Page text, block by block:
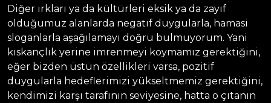
Diğer ırkları ya da kültürleri eksik ya da zayıf
olduğumuz alanlarda negatif duygularla, hamasi
sloganlarla aşağılamayı doğru bulmuyorum. Yani
kıskançlık yerine imrenmeyi koymamız gerektiğini,
eğer bizden üstün özellikleri varsa, pozitif
duygularla hedeflerimizi yükseltmemiz gerektiğini,
kendimizi karşı tarafının seviyesine, hatta o çıtanın